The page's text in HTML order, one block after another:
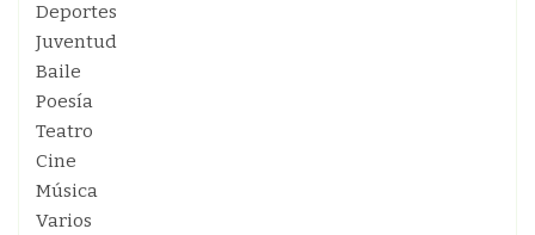
Deportes
Juventud
Baile
Poesía
Teatro
Cine
Música
Varios